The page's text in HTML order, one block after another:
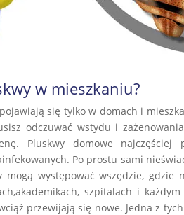
w mieszkaniu?
się tylko w domach i
odczuwać wstydu i
Pluskwy domowe najczęściej
Po prostu sami
występować wszędzie, gdzie
szpitalach i
przewijają się nowe. Jedna z